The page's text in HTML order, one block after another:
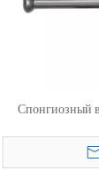
Спонгиозный